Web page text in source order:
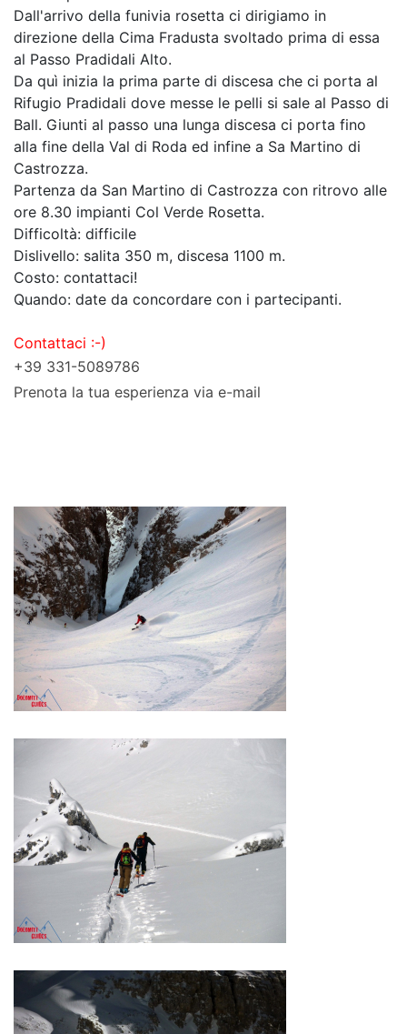
Dall'arrivo della funivia rosetta ci dirigiamo in
direzione della Cima Fradusta svoltado prima di essa
al Passo Pradidali Alto.
Da quì inizia la prima parte di discesa che ci porta al
Rifugio Pradidali dove messe le pelli si sale al Passo di
Ball. Giunti al passo una lunga discesa ci porta fino
alla fine della Val di Roda ed infine a Sa Martino di
Castrozza.
Partenza da San Martino di Castrozza con ritrovo alle
ore 8.30 impianti Col Verde Rosetta.
Difficoltà: difficile
Dislivello: salita 350 m, discesa 1100 m.
Costo: contattaci!
Quando: date da concordare con i partecipanti.
Contattaci :-)
+39 331-5089786
Prenota la tua esperienza via e-mail